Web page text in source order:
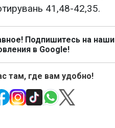
41,48-42,35.
Подпишитесь на наши
в Google!
там, где вам удобно!